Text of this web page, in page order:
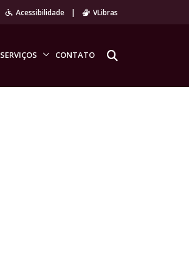
Acessibilidade | VLibras
SERVIÇOS CONTATO